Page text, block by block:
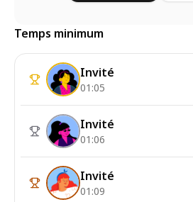
Temps minimum
Invité
01:05
Invité
01:06
Invité
01:09